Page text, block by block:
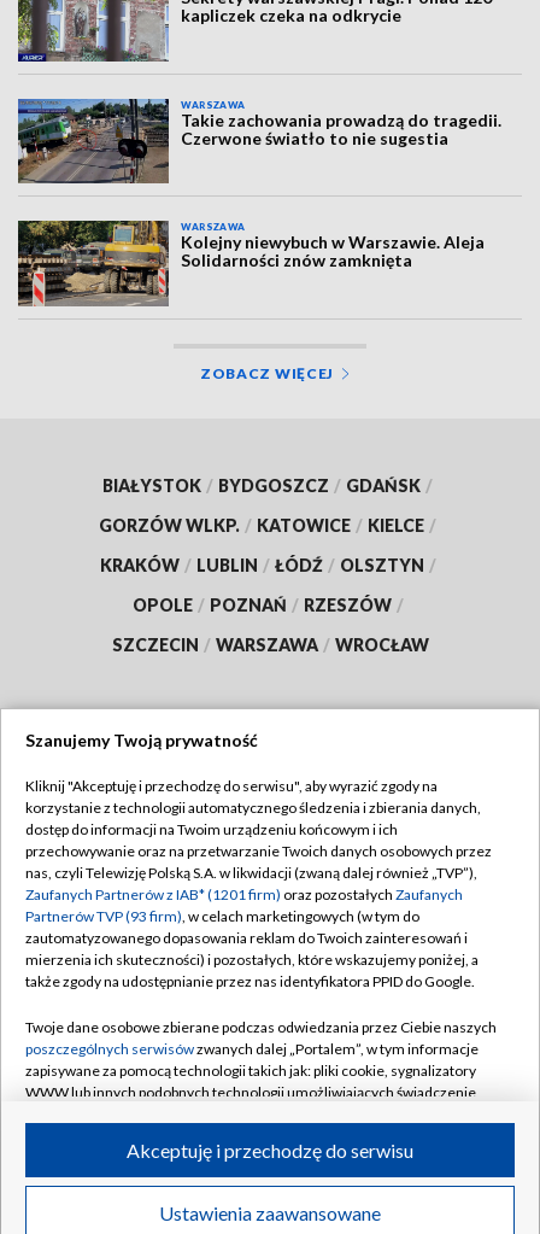
kapliczek czeka na odkrycie
WARSZAWA
Takie zachowania prowadzą do tragedii.
Czerwone światło to nie sugestia
WARSZAWA
Kolejny niewybuch w Warszawie. Aleja
Solidarności znów zamknięta
ZOBACZ WIĘCEJ
BIAŁYSTOK / BYDGOSZCZ / GDAŃSK /
GORZÓW WLKP. / KATOWICE / KIELCE /
KRAKÓW / LUBLIN / ŁÓDŹ / OLSZTYN /
OPOLE / POZNAŃ / RZESZÓW /
SZCZECIN / WARSZAWA / WROCŁAW
TVP
Abonament TVP
Emisja w TVP
Centrum informacji TVP
Naziemna Telewizja Cyfrowa
Rada Programowa
System NOS
Informacje o nadawcy
Program dla prasy
Regulamin TVP
Polityka prywatności
Moje zgody
Pomoc
Kontakt
Kanały
©2026 Telewizja Polska S.A. w likwidacji
Szanujemy Twoją prywatność
Kliknij "Akceptuję i przechodzę do serwisu", aby wyrazić zgody na
korzystanie z technologii automatycznego śledzenia i zbierania danych,
dostęp do informacji na Twoim urządzeniu końcowym i ich
przechowywanie oraz na przetwarzanie Twoich danych osobowych przez
nas, czyli Telewizję Polską S.A. w likwidacji (zwaną dalej również „TVP”),
Zaufanych Partnerów z IAB* (1201 firm) oraz pozostałych Zaufanych
Partnerów TVP (93 firm), w celach marketingowych (w tym do
zautomatyzowanego dopasowania reklam do Twoich zainteresowań i
mierzenia ich skuteczności) i pozostałych, które wskazujemy poniżej, a
także zgody na udostępnianie przez nas identyfikatora PPID do Google.
Twoje dane osobowe zbierane podczas odwiedzania przez Ciebie naszych
poszczególnych serwisówzwanych dalej „Portalem”, w tym informacje
zapisywane za pomocą technologii takich jak: pliki cookie, sygnalizatory
WWW lub innych podobnych technologii umożliwiających świadczenie
ruchu w Internecie.
Twoje dane osobowe zbierane podczas odwiedzania przez Ciebie
poszczególnych serwisówna Portalu, takie jak adresy IP, identyfikatory
Ustawienia zaawansowane
Akceptuję i przechodzę do serwisu